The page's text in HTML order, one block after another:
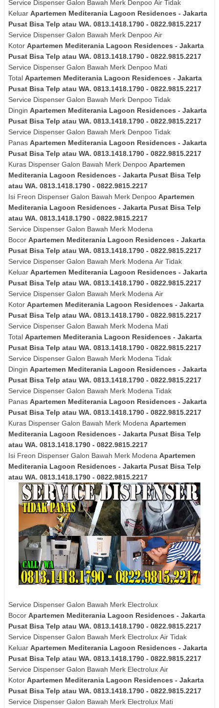
Service Dispenser Galon Bawah Merk Denpoo Air Tidak
Keluar Apartemen Mediterania Lagoon Residences - Jakarta
Pusat Bisa Telp atau WA. 0813.1418.1790 - 0822.9815.2217
Service Dispenser Galon Bawah Merk Denpoo Air
Kotor Apartemen Mediterania Lagoon Residences - Jakarta
Pusat Bisa Telp atau WA. 0813.1418.1790 - 0822.9815.2217
Service Dispenser Galon Bawah Merk Denpoo Mati
Total Apartemen Mediterania Lagoon Residences - Jakarta
Pusat Bisa Telp atau WA. 0813.1418.1790 - 0822.9815.2217
Service Dispenser Galon Bawah Merk Denpoo Tidak
Dingin Apartemen Mediterania Lagoon Residences - Jakarta
Pusat Bisa Telp atau WA. 0813.1418.1790 - 0822.9815.2217
Service Dispenser Galon Bawah Merk Denpoo Tidak
Panas Apartemen Mediterania Lagoon Residences - Jakarta
Pusat Bisa Telp atau WA. 0813.1418.1790 - 0822.9815.2217
Kuras Dispenser Galon Bawah Merk Denpoo Apartemen
Mediterania Lagoon Residences - Jakarta Pusat Bisa Telp
atau WA. 0813.1418.1790 - 0822.9815.2217
Isi Freon Dispenser Galon Bawah Merk Denpoo Apartemen
Mediterania Lagoon Residences - Jakarta Pusat Bisa Telp
atau WA. 0813.1418.1790 - 0822.9815.2217
Service Dispenser Galon Bawah Merk Modena
Bocor Apartemen Mediterania Lagoon Residences - Jakarta
Pusat Bisa Telp atau WA. 0813.1418.1790 - 0822.9815.2217
Service Dispenser Galon Bawah Merk Modena Air Tidak
Keluar Apartemen Mediterania Lagoon Residences - Jakarta
Pusat Bisa Telp atau WA. 0813.1418.1790 - 0822.9815.2217
Service Dispenser Galon Bawah Merk Modena Air
Kotor Apartemen Mediterania Lagoon Residences - Jakarta
Pusat Bisa Telp atau WA. 0813.1418.1790 - 0822.9815.2217
Service Dispenser Galon Bawah Merk Modena Mati
Total Apartemen Mediterania Lagoon Residences - Jakarta
Pusat Bisa Telp atau WA. 0813.1418.1790 - 0822.9815.2217
Service Dispenser Galon Bawah Merk Modena Tidak
Dingin Apartemen Mediterania Lagoon Residences - Jakarta
Pusat Bisa Telp atau WA. 0813.1418.1790 - 0822.9815.2217
Service Dispenser Galon Bawah Merk Modena Tidak
Panas Apartemen Mediterania Lagoon Residences - Jakarta
Pusat Bisa Telp atau WA. 0813.1418.1790 - 0822.9815.2217
Kuras Dispenser Galon Bawah Merk Modena Apartemen
Mediterania Lagoon Residences - Jakarta Pusat Bisa Telp
atau WA. 0813.1418.1790 - 0822.9815.2217
Isi Freon Dispenser Galon Bawah Merk Modena Apartemen
Mediterania Lagoon Residences - Jakarta Pusat Bisa Telp
atau WA. 0813.1418.1790 - 0822.9815.2217
Service Dispenser Galon Bawah Merk Electrolux
Bocor Apartemen Mediterania Lagoon Residences - Jakarta
Pusat Bisa Telp atau WA. 0813.1418.1790 - 0822.9815.2217
Service Dispenser Galon Bawah Merk Electrolux Air Tidak
Keluar Apartemen Mediterania Lagoon Residences - Jakarta
Pusat Bisa Telp atau WA. 0813.1418.1790 - 0822.9815.2217
Service Dispenser Galon Bawah Merk Electrolux Air
Kotor Apartemen Mediterania Lagoon Residences - Jakarta
Pusat Bisa Telp atau WA. 0813.1418.1790 - 0822.9815.2217
Service Dispenser Galon Bawah Merk Electrolux Mati